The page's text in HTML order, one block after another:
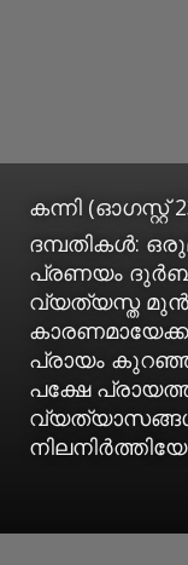
കന്നി (ഓഗസ്റ്റ്
ദമ്പതികള്‍:
പ്രണയം
വ്യത്യസ്ത
പ്രായം കുറഞ്ഞ
പക്ഷേ
വ്യത്യാസങ്ങള്‍